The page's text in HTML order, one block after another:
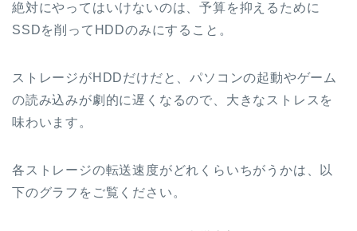
絶対にやってはいけないのは、予算を抑えるために
SSDを削ってHDDのみにすること。
ストレージがHDDだけだと、パソコンの起動やゲーム
の読み込みが劇的に遅くなるので、大きなストレスを
味わいます。
各ストレージの転送速度がどれくらいちがうかは、以
下のグラフをご覧ください。